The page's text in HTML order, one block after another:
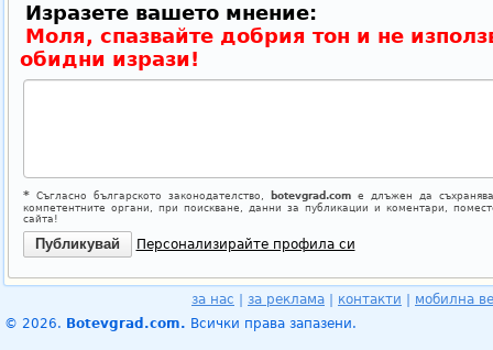
Изразете вашето мнение:
Моля, спазвайте добрия тон и не
обидни изрази!
*Съгласно българското законодателство, botevgrad.comе длъжен да
компетентните органи, при поискване, данни за публикации и коментари,
сайта!
Персонализирайте профила си
за нас за реклама контакти
мобилна
© 2026. Botevgrad.com. Всички права запазени.